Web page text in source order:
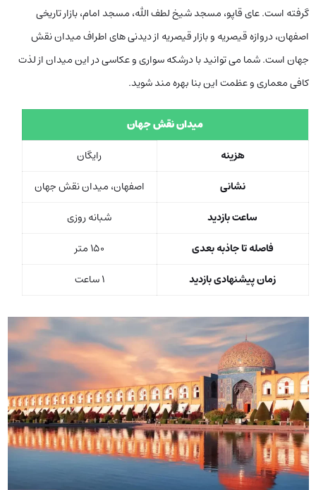
گرفته است.عای قاپو، مسجد شیخ لطف الله، مسجد امام، بازار تاریخی
اصفهان، دروازه قیصریه و بازار قیصریه از دیدنی های اطراف میدان نقش
جهان است. شما می توانید با درشکه سواری و عکاسی در این میدان از لذت
کافی معماری و عظمت این بنا بهره مند شوید.
میدان نقش جهان
هزینه
رایگان
نشانی
اصفهان، میدان نقش جهان
ساعت بازدید
شبانه ‌روزی
فاصله تا جاذبه بعدی
۱۵۰ متر
زمان پیشنهادی بازدید
۱ ساعت